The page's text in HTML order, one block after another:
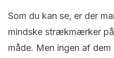
Som du kan se, er der
mindske strækmærker
måde. Men ingen af